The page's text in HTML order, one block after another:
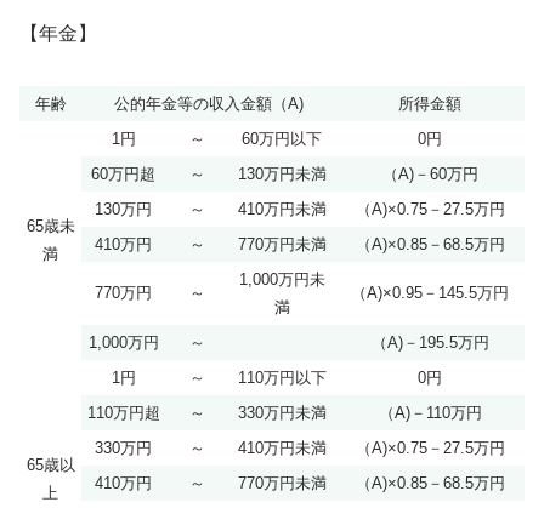
【年金】
年齢 公的年金等の収入金額（A) 所得金額
65歳未
満
1円 ～ 60万円以下
0円
60万円超
～ 130万円未満
（A)－60万円
130万円
～ 410万円未満
（A)×0.75－27.5万円
410万円
～ 770万円未満 （A)×0.85－68.5万円
770万円 ～
1,000万円未
満
（A)×0.95－145.5万円
1,000万円 ～ （A)－195.5万円
65歳以
上
1円 ～ 110万円以下
0円
110万円超
～ 330万円未満
（A)－110万円
330万円
～ 410万円未満
（A)×0.75－27.5万円
410万円
～ 770万円未満 （A)×0.85－68.5万円